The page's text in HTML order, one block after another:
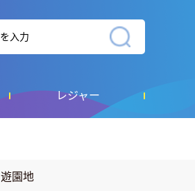
レジャー
遊園地